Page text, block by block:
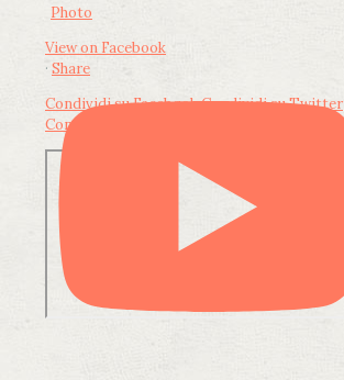
Photo
View on Facebook
· Share
Condividi su FacebookCondividi su Twitter
Condividi su LinkedIn